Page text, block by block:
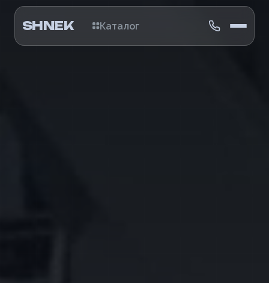
SHNEK Каталог